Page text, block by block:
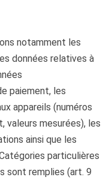
notamment les
données relatives à
paiement, les
appareils (numéros
valeurs mesurées), les
ainsi que les
particulières
sont remplies (art. 9